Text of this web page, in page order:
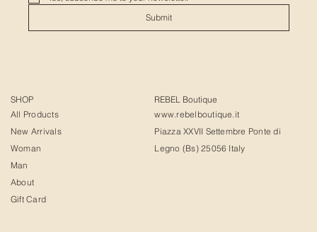
Submit
SHOP
All Products
New Arrivals
Woman
Man
About
Gift Card
REBEL Boutique
www.rebelboutique.it
Piazza XXVII Settembre Ponte di
Legno (Bs) 25056 Italy